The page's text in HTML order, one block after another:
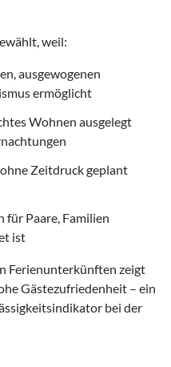
weil:
ausgewogenen
ermöglicht
Wohnen ausgelegt
Zeitdruck geplant
für Paare, Familien
ist
Ferienunterkünften zeigt
Gästezufriedenheit – ein
bei der